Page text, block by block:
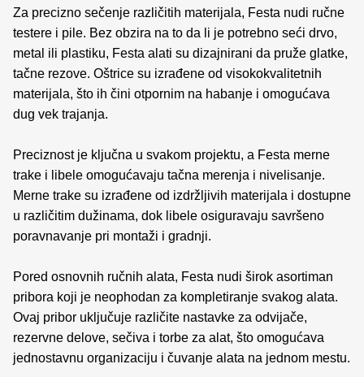
Za precizno sečenje različitih materijala, Festa nudi ručne
testere i pile. Bez obzira na to da li je potrebno seći drvo,
metal ili plastiku, Festa alati su dizajnirani da pruže glatke,
tačne rezove. Oštrice su izrađene od visokokvalitetnih
materijala, što ih čini otpornim na habanje i omogućava
dug vek trajanja.
Preciznost je ključna u svakom projektu, a Festa merne
trake i libele omogućavaju tačna merenja i nivelisanje.
Merne trake su izrađene od izdržljivih materijala i dostupne
u različitim dužinama, dok libele osiguravaju savršeno
poravnavanje pri montaži i gradnji.
Pored osnovnih ručnih alata, Festa nudi širok asortiman
pribora koji je neophodan za kompletiranje svakog alata.
Ovaj pribor uključuje različite nastavke za odvijače,
rezervne delove, sečiva i torbe za alat, što omogućava
jednostavnu organizaciju i čuvanje alata na jednom mestu.